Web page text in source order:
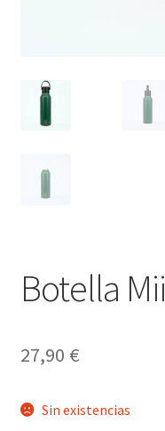
Botella
27,90 €
Sin existencias